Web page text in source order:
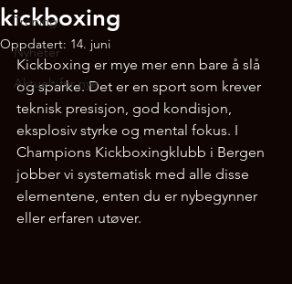
Trening
Nyheter
Aktuelt for nye
kickboxing
Oppdatert: 14. juni
Kickboxing er mye mer enn bare å slå
og sparke. Det er en sport som krever
teknisk presisjon, god kondisjon,
eksplosiv styrke og mental fokus. I
Champions Kickboxingklubb i Bergen
jobber vi systematisk med alle disse
elementene, enten du er nybegynner
eller erfaren utøver.